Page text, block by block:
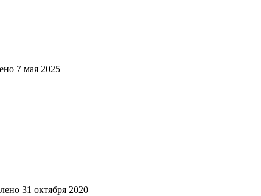
7 мая 2025
31 октября 2020